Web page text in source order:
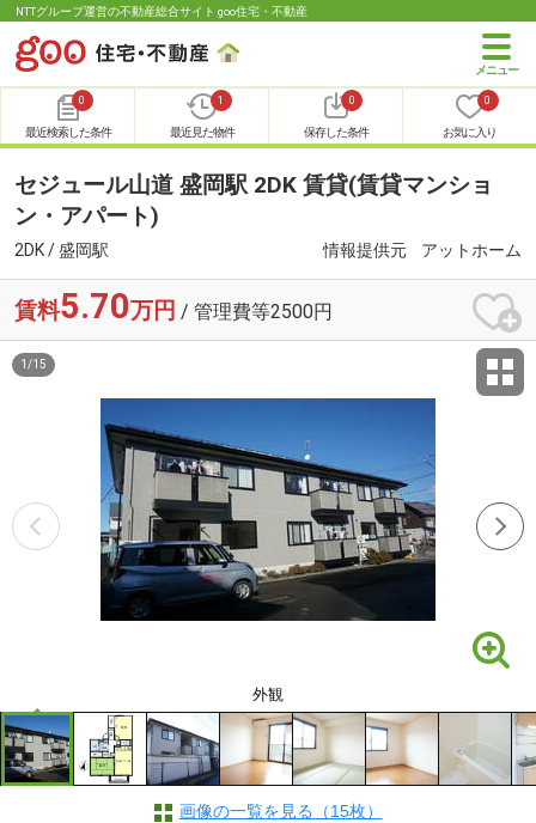
NTTグループ運営の不動産総合サイト goo住宅・不動産
0
最近検索した条件
1
最近見た物件
0
保存した条件
0
お気に入り
セジュール山道 盛岡駅 2DK 賃貸(賃貸マンショ
ン・アパート)
2DK / 盛岡駅 情報提供元 アットホーム
賃料5.70万円 / 管理費等2500円
外観
1 /15
画像の一覧を見る（15枚）